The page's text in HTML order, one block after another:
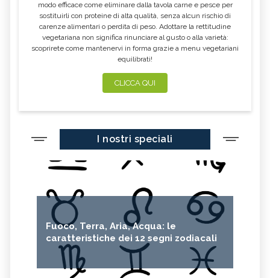
modo efficace come eliminare dalla tavola carne e pesce per
sostituirli con proteine di alta qualità, senza alcun rischio di
carenze alimentari o perdita di peso. Adottare la rettitudine
vegetariana non significa rinunciare al gusto o alla varietà:
scoprirete come mantenervi in forma grazie a menu vegetariani
equilibrati!
CLICCA QUI
I nostri speciali
Fuoco, Terra, Aria, Acqua: le
caratteristiche dei 12 segni zodiacali